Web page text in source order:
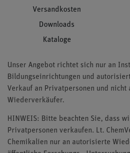
Versandkosten
Downloads
Kataloge
Unser Angebot richtet sich nur an
Bildungseinrichtungen und
Verkauf an Privatpersonen und nicht
Wiederverkäufer.
HINWEIS: Bitte beachten Sie, dass
Privatpersonen verkaufen. Lt.
Chemikalien nur an autorisierte